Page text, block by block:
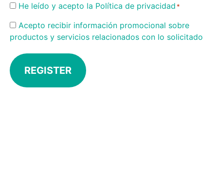
Consentimiento
He leído y acepto la Política de privacidad *
Consentimiento
Acepto recibir información promocional sobre
productos y servicios relacionados con lo solicitado